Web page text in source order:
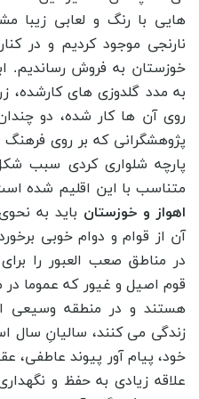
هایی با رنگ و لعابی زیبا
نارنجی موجود کردیم و در
خوزستان به فروش رساندیم.
به مدد گلدوزی های کارشده،
روی آن ها کار شده، دو
پژوهشگرانی که بر روی فرهنگ
پارچه شلواری کردی سبب
متناسب با این اقلیم شده
اهواز و خوزستان باید به
آن از قوام و دوام خوبی
در مناطق صعب العبور را
قوم اصیل و غیور که عموما
هستند و در منطقه وسیعی
زندگی می‌ کنند، سالیانِ
خود، پیام آور پیوند
علاقه زیادی به حفظ و